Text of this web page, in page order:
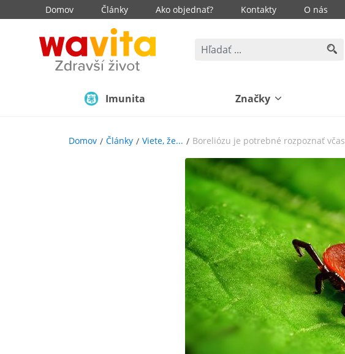
Domov Články Ako objednať? Kontakty O nás
Imunita Značky
Domov Články Viete, že... Boreliózu je potrebné rozpoznať včas